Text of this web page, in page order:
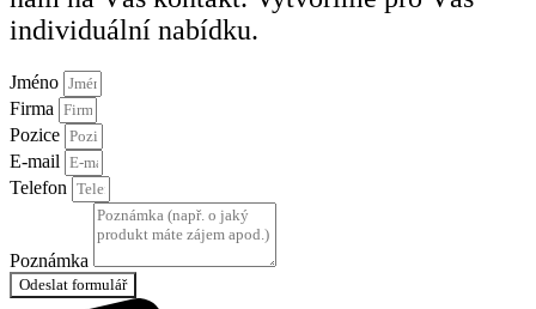
individuální nabídku.
Jméno
Firma
Pozice
E-mail
Telefon
Poznámka
Odeslat formulář